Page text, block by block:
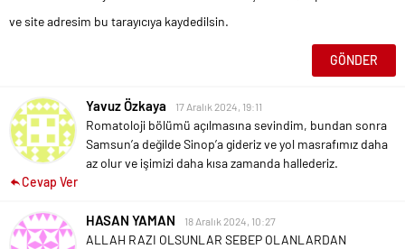
ve site adresim bu tarayıcıya kaydedilsin.
Yavuz Özkaya 17 Aralık 2024, 19:11
Romatoloji bölümü açılmasına sevindim, bundan sonra
Samsun’a değilde Sinop’a gideriz ve yol masrafımız daha
az olur ve işimizi daha kısa zamanda hallederiz.
Cevap Ver
HASAN YAMAN 18 Aralık 2024, 10:27
ALLAH RAZI OLSUNLAR SEBEP OLANLARDAN